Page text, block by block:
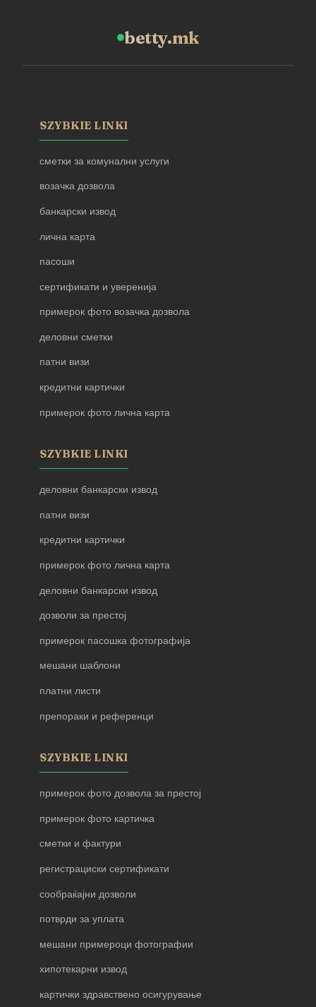
betty.mk
SZYBKIE LINKI
сметки за комунални услуги
возачка дозвола
банкарски извод
лична карта
пасоши
сертификати и уверенија
примерок фото возачка дозвола
деловни сметки
патни визи
кредитни картички
примерок фото лична карта
SZYBKIE LINKI
деловни банкарски извод
патни визи
кредитни картички
примерок фото лична карта
деловни банкарски извод
дозволи за престој
примерок пасошка фотографија
мешани шаблони
платни листи
препораки и референци
SZYBKIE LINKI
примерок фото дозвола за престој
примерок фото картичка
сметки и фактури
регистрациски сертификати
сообраќајни дозволи
потврди за уплата
мешани примероци фотографии
хипотекарни извод
картички здравствено осигурување